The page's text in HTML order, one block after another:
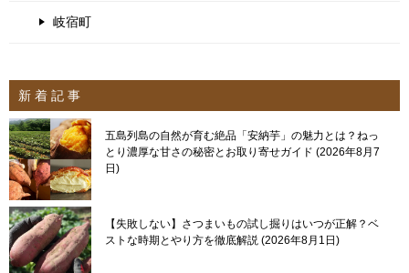
岐宿町
新 着 記 事
五島列島の自然が育む絶品「安納芋」の魅力とは？ねっ
とり濃厚な甘さの秘密とお取り寄せガイド 2026年8月7
日
【失敗しない】さつまいもの試し掘りはいつが正解？ベ
ストな時期とやり方を徹底解説 2026年8月1日